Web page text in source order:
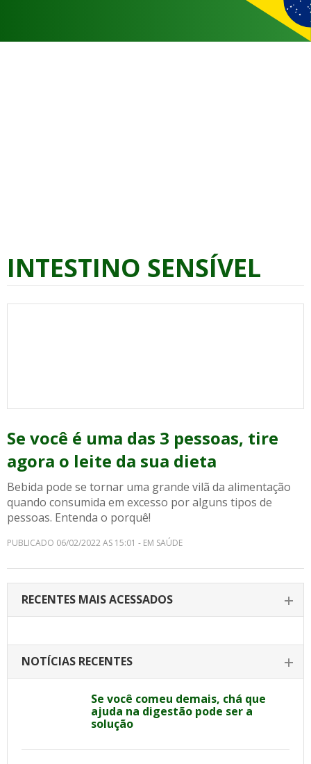
INTESTINO SENSÍVEL
Se você é uma das 3 pessoas, tire
agora o leite da sua dieta
Bebida pode se tornar uma grande vilã da alimentação
quando consumida em excesso por alguns tipos de
pessoas. Entenda o porquê!
PUBLICADO 06/02/2022 AS 15:01 - EM SAÚDE
RECENTES MAIS ACESSADOS
NOTÍCIAS RECENTES
Se você comeu demais, chá que
ajuda na digestão pode ser a
solução